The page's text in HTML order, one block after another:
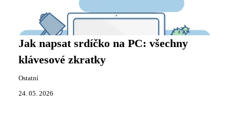
Jak napsat srdíčko na PC: všechny
klávesové zkratky
Ostatní
24. 05. 2026